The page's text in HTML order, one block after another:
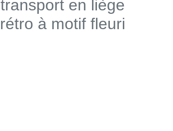
transport en liège
rétro à motif fleuri